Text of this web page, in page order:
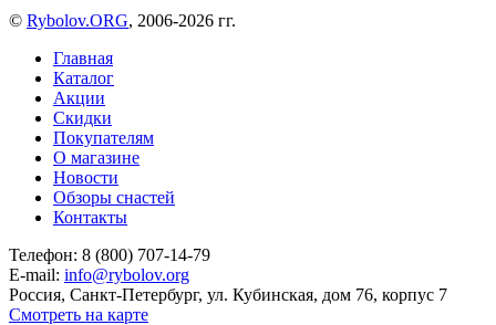
© Rybolov.ORG, 2006-2026 гг.
Главная
Каталог
Акции
Скидки
Покупателям
О магазине
Новости
Обзоры снастей
Контакты
Телефон: 8 (800) 707-14-79
E-mail: info@rybolov.org
Россия, Санкт-Петербург, ул. Кубинская, дом 76, корпус 7
Смотреть на карте